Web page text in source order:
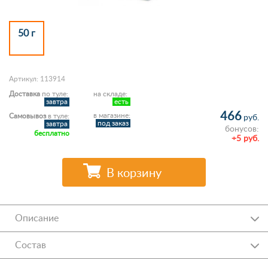
50 г
Артикул: 113914
на складе:
есть
в магазине:
под заказ
Доставка по туле:
завтра
Самовывозв туле:
завтра
бесплатно
466 руб.
бонусов:
+5 руб.
В корзину
Описание
Состав